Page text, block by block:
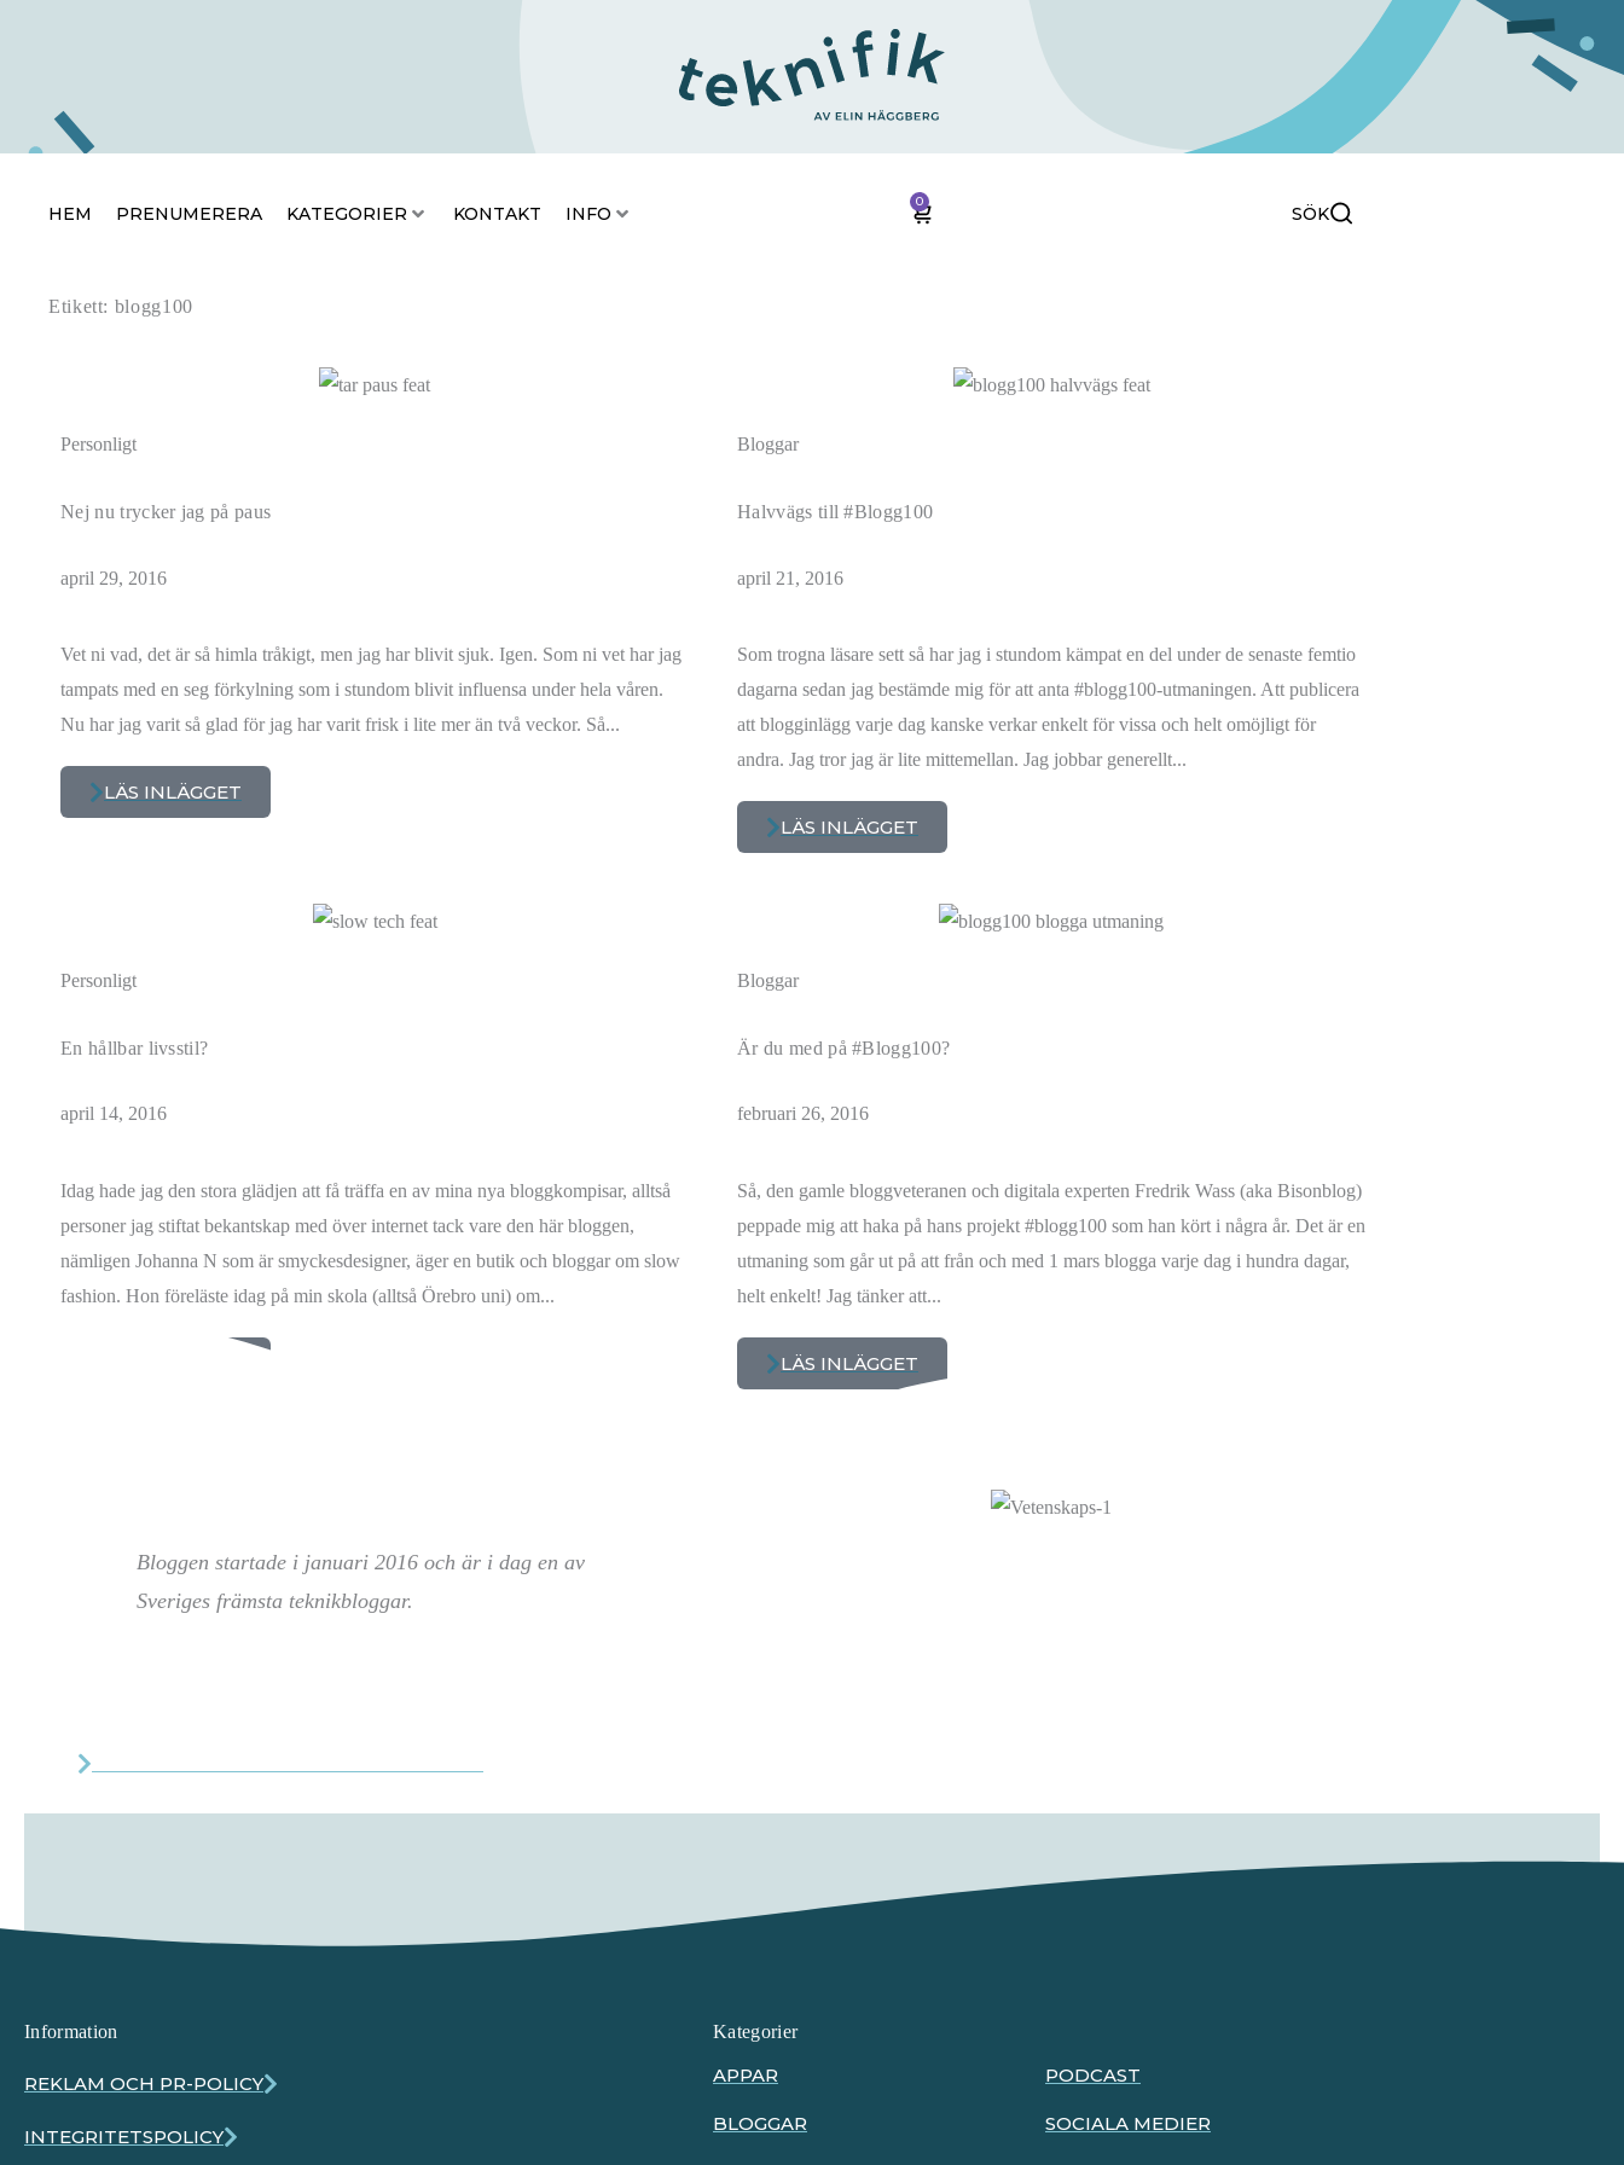
HEM PRENUMERERA KATEGORIER KONTAKT INFO
0
SÖK
Etikett: blogg100
Personligt
Nej nu trycker jag på paus
april 29, 2016
Vet ni vad, det är så himla tråkigt, men jag har blivit sjuk. Igen. Som ni vet har jag
tampats med en seg förkylning som i stundom blivit influensa under hela våren.
Nu har jag varit så glad för jag har varit frisk i lite mer än två veckor. Så...
LÄS INLÄGGET
Bloggar
Halvvägs till #Blogg100
april 21, 2016
Som trogna läsare sett så har jag i stundom kämpat en del under de senaste femtio
dagarna sedan jag bestämde mig för att anta #blogg100-utmaningen. Att publicera
att blogginlägg varje dag kanske verkar enkelt för vissa och helt omöjligt för
andra. Jag tror jag är lite mittemellan. Jag jobbar generellt...
LÄS INLÄGGET
Personligt
En hållbar livsstil?
april 14, 2016
Idag hade jag den stora glädjen att få träffa en av mina nya bloggkompisar, alltså
personer jag stiftat bekantskap med över internet tack vare den här bloggen,
nämligen Johanna N som är smyckesdesigner, äger en butik och bloggar om slow
fashion. Hon föreläste idag på min skola (alltså Örebro uni) om...
Bloggar
Är du med på #Blogg100?
februari 26, 2016
Så, den gamle bloggveteranen och digitala experten Fredrik Wass (aka Bisonblog)
peppade mig att haka på hans projekt #blogg100 som han kört i några år. Det är en
utmaning som går ut på att från och med 1 mars blogga varje dag i hundra dagar,
helt enkelt! Jag tänker att...
LÄS INLÄGGET
Bloggen startade i januari 2016 och är i dag en av
Sveriges främsta teknikbloggar.
Information
REKLAM OCH PR-POLICY
INTEGRITETSPOLICY
Kategorier
APPAR
BLOGGAR
PODCAST
SOCIALA MEDIER